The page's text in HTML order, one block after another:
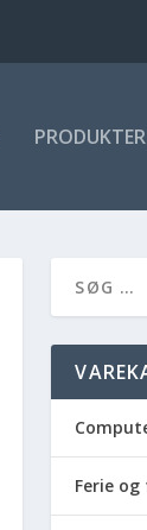
PRODUKTER
Ferie